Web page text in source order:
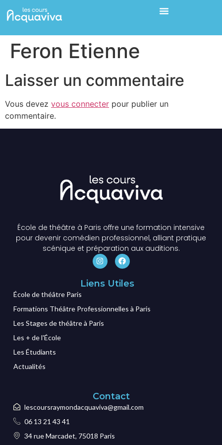
Feron Etienne
Laisser un commentaire
Vous devez vous connecter pour publier un
commentaire.
École de théâtre à Paris offre une formation intensive
pour devenir comédien professionnel, alliant pratique
scénique et préparation aux auditions.
Liens Utiles
École de théâtre Paris
Formations Théâtre Professionnelles à Paris
Les Stages de théâtre à Paris
Les + de l'École
Les Étudiants
Actualités
Contact
lescoursraymondacquaviva@gmail.com
06 13 21 43 41
34 rue Marcadet, 75018 Paris